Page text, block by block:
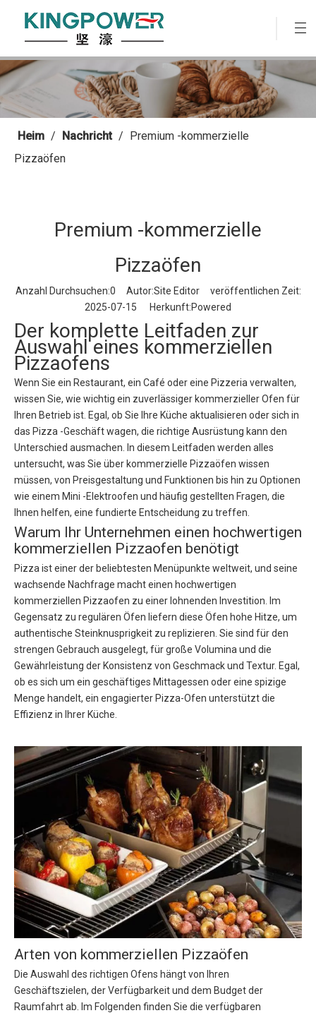
Heim / Nachricht / Premium -kommerzielle
Pizzaöfen
Premium -kommerzielle
Pizzaöfen
Anzahl Durchsuchen:0 Autor:Site Editor veröffentlichen Zeit:
2025-07-15 Herkunft:Powered
Der komplette Leitfaden zur
Auswahl eines kommerziellen
Pizzaofens
Wenn Sie ein Restaurant, ein Café oder eine Pizzeria verwalten,
wissen Sie, wie wichtig ein zuverlässiger kommerzieller Ofen für
Ihren Betrieb ist. Egal, ob Sie Ihre Küche aktualisieren oder sich in
das Pizza -Geschäft wagen, die richtige Ausrüstung kann den
Unterschied ausmachen. In diesem Leitfaden werden alles
untersucht, was Sie über kommerzielle Pizzaöfen wissen
müssen, von Preisgestaltung und Funktionen bis hin zu Optionen
wie einem Mini -Elektroofen und häufig gestellten Fragen, die
Ihnen helfen, eine fundierte Entscheidung zu treffen.
Warum Ihr Unternehmen einen hochwertigen
kommerziellen Pizzaofen benötigt
Pizza ist einer der beliebtesten Menüpunkte weltweit, und seine
wachsende Nachfrage macht einen hochwertigen
kommerziellen Pizzaofen zu einer lohnenden Investition. Im
Gegensatz zu regulären Öfen liefern diese Öfen hohe Hitze, um
authentische Steinknusprigkeit zu replizieren. Sie sind für den
strengen Gebrauch ausgelegt, für große Volumina und die
Gewährleistung der Konsistenz von Geschmack und Textur. Egal,
ob es sich um ein geschäftiges Mittagessen oder eine spizige
Menge handelt, ein engagierter Pizza-Ofen unterstützt die
Effizienz in Ihrer Küche.
Arten von kommerziellen Pizzaöfen
Die Auswahl des richtigen Ofens hängt von Ihren
Geschäftszielen, der Verfügbarkeit und dem Budget der
Raumfahrt ab. Im Folgenden finden Sie die verfügbaren